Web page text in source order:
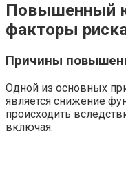
Повышенный
факторы
Причины
Одной из основных
является снижение
происходить
включая: